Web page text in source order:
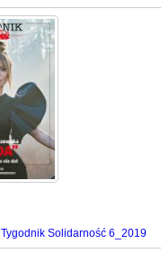
Tygodnik Solidarność 6_2019